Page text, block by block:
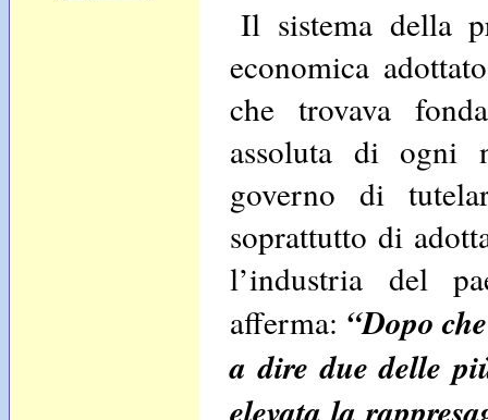
Il sistema della
economica
che trovava
assoluta di ogni
governo di
soprattutto di
l’industria del
afferma: “Dopo
a dire due delle